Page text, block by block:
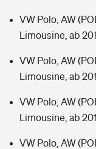
VW Polo, AW
Limousine, ab
VW Polo, AW
Limousine, ab
VW Polo, AW
Limousine, ab
VW Polo, AW